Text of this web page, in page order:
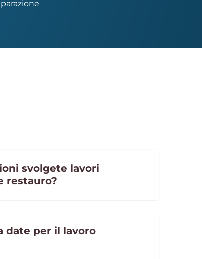
svolgete lavori
restauro?
date per il lavoro